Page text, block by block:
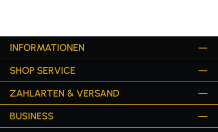
INFORMATIONEN
SHOP SERVICE
ZAHLARTEN & VERSAND
BUSINESS